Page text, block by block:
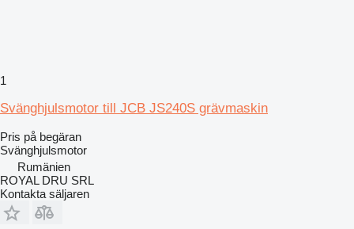
1
Svänghjulsmotor till JCB JS240S grävmaskin
Pris på begäran
Svänghjulsmotor
Rumänien
ROYAL DRU SRL
Kontakta säljaren